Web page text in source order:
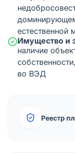
естественной
Имущество и
наличие
во ВЭД
Реестр